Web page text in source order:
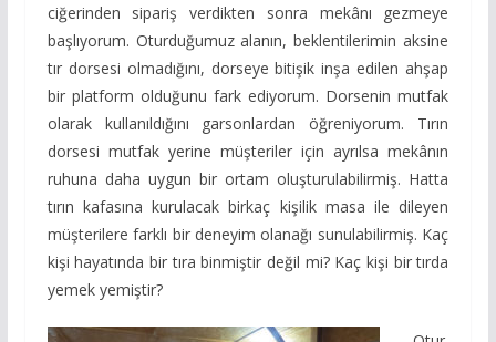
ciğerinden sipariş verdikten sonra mekânı gezmeye
başlıyorum. Oturduğumuz alanın, beklentilerimin aksine
tır dorsesi olmadığını, dorseye bitişik inşa edilen ahşap
bir platform olduğunu fark ediyorum. Dorsenin mutfak
olarak kullanıldığını garsonlardan öğreniyorum. Tırın
dorsesi mutfak yerine müşteriler için ayrılsa mekânın
ruhuna daha uygun bir ortam oluşturulabilirmiş. Hatta
tırın kafasına kurulacak birkaç kişilik masa ile dileyen
müşterilere farklı bir deneyim olanağı sunulabilirmiş. Kaç
kişi hayatında bir tıra binmiştir değil mi? Kaç kişi bir tırda
yemek yemiştir?